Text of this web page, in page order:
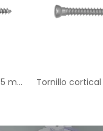
Tornillo esponjoso de 6.5 mm medio subpuesto (32 mm roscado)